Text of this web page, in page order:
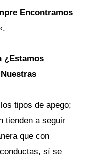
Encontramos
¿Estamos
tipos de apego;
tienden a seguir
que con
sí se